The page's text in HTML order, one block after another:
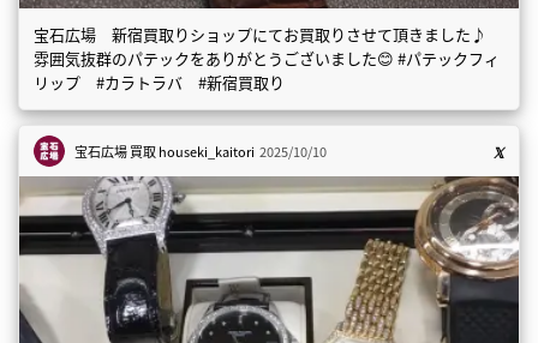
宝石広場 新宿買取りショップにてお買取りさせて頂きました♪
雰囲気抜群のパテックをありがとうございました😊 #パテックフィ
リップ #カラトラバ #新宿買取り
宝石広場 買取houseki_kaitori 2025/10/10